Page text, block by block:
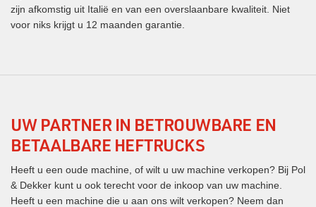
zijn afkomstig uit Italië en van een overslaanbare kwaliteit. Niet
voor niks krijgt u 12 maanden garantie.
UW PARTNER IN BETROUWBARE EN
BETAALBARE HEFTRUCKS
Heeft u een oude machine, of wilt u uw machine verkopen? Bij Pol
& Dekker kunt u ook terecht voor de inkoop van uw machine.
Heeft u een machine die u aan ons wilt verkopen? Neem dan